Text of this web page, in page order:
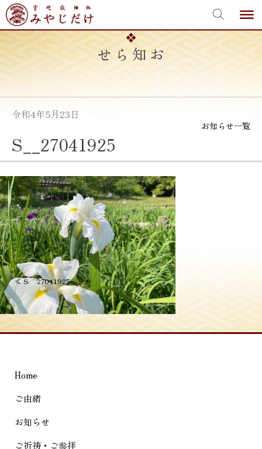
Skip
to
content
お知らせ
令和4年5月23日
お知らせ一覧
S__27041925
投
稿
ナ
ビ
ー
シ
ョ
ン
≪S__27041925
Home
ご由緒
お知らせ
ご祈祷・ご参拝